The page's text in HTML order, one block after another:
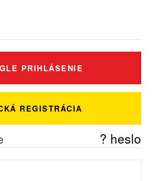
PRIHLÁSENIE
REGISTRÁCIA
? heslo